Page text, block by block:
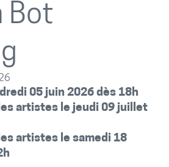
Bot
05 juin 2026 dès 18h
artistes le jeudi 09 juillet
artistes le samedi 18